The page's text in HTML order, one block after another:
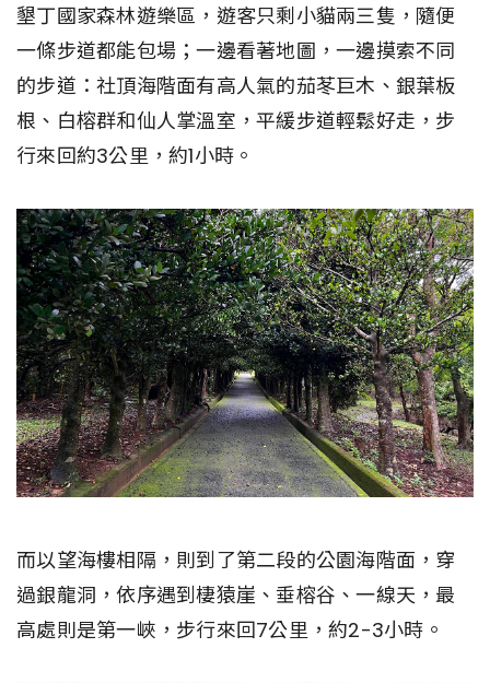
墾丁國家森林遊樂區，遊客只剩小貓兩三隻，隨便
一條步道都能包場；一邊看著地圖，一邊摸索不同
的步道：社頂海階面有高人氣的茄苳巨木、銀葉板
根、白榕群和仙人掌溫室，平緩步道輕鬆好走，步
行來回約3公里，約1小時。
而以望海樓相隔，則到了第二段的公園海階面，穿
過銀龍洞，依序遇到棲猿崖、垂榕谷、一線天，最
高處則是第一峽，步行來回7公里，約2-3小時。